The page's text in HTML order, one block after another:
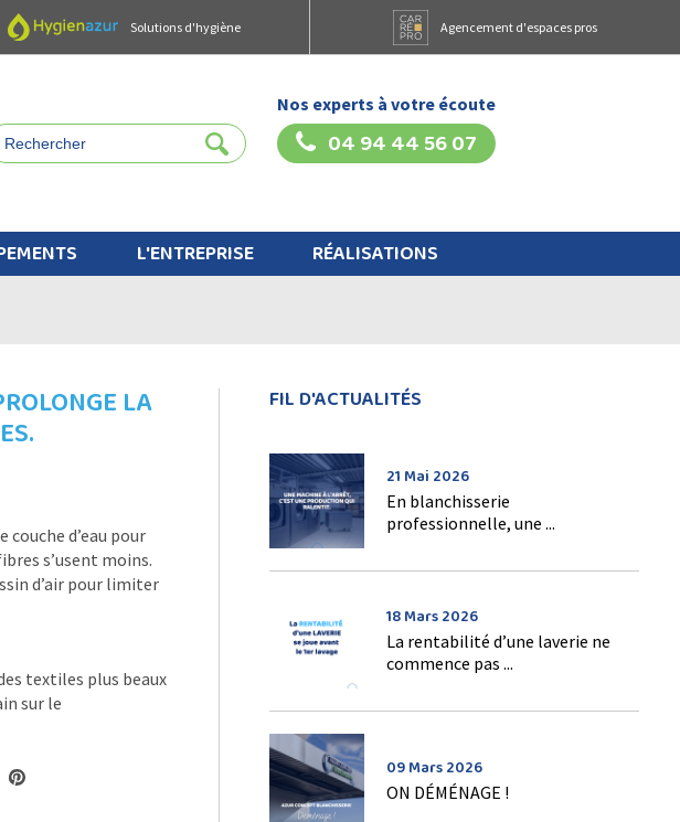
Solutions d'hygiène Agencement d'espaces pros
Nos experts à votre écoute
04 94 44 56 07
L'ENTREPRISE RÉALISATIONS
LA
couche d’eau pour
s’usent moins.
d’air pour limiter
textiles plus beaux
sur le
FIL D'ACTUALITÉS
21 Mai 2026
En blanchisserie
professionnelle, une ...
18 Mars 2026
La rentabilité d’une laverie ne
commence pas ...
09 Mars 2026
ON DÉMÉNAGE !